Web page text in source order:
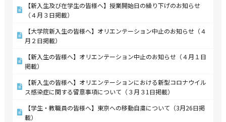
【新入生及び在学生の皆様へ】授業開始日の繰り下げのお知らせ
（４月３日掲載）
【大学院新入生の皆様へ】オリエンテーション中止のお知らせ（４
月２日掲載）
【新入生の皆様へ】オリエンテーション中止のお知らせ（４月１日
掲載）
【新入生の皆様へ】オリエンテーションにおける新型コロナウイル
ス感染症に関する留意事項について（３月３1日掲載）
【学生・教職員の皆様へ】東京への移動自粛について（3月26日掲
載）